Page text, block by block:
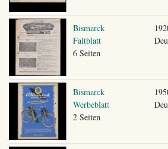
Bismarck
Faltblatt
6 Seiten
Bismarck
Werbeblatt
2 Seiten